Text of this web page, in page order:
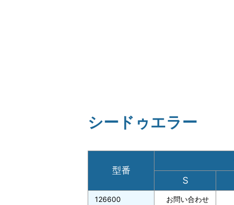
シードゥエラー
型番
S
126600 お問い合わせ